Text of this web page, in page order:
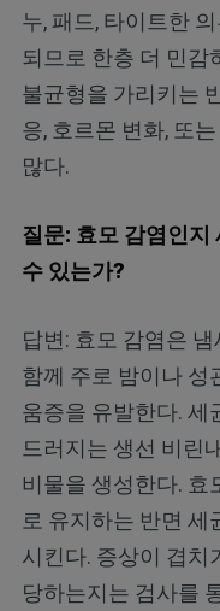
누, 패드, 타이트한
되므로 한층 더 민감
불균형을 가리키는
응, 호르몬 변화, 또
많다.
질문: 효모 감염인지
수 있는가?
답변: 효모 감염은
함께 주로 밤이나 성
움증을 유발한다. 세
드러지는 생선 비린
비물을 생성한다. 효
로 유지하는 반면 세
시킨다. 증상이 겹치
당하는지는 검사를